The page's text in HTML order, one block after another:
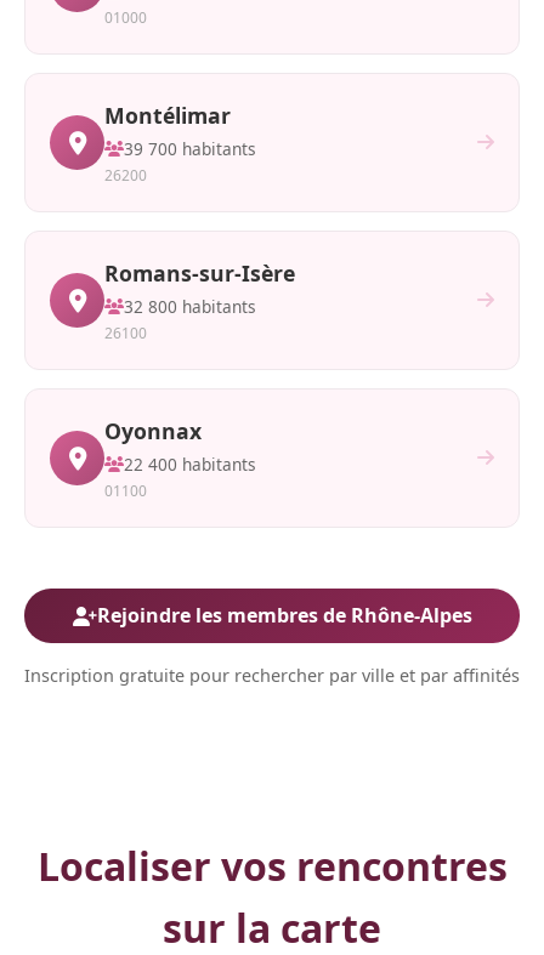
01000
Montélimar
39 700 habitants
26200
Romans-sur-Isère
32 800 habitants
26100
Oyonnax
22 400 habitants
01100
Rejoindre les membres de Rhône-Alpes
Inscription gratuite pour rechercher par ville et par affinités
Localiser vos rencontres
sur la carte